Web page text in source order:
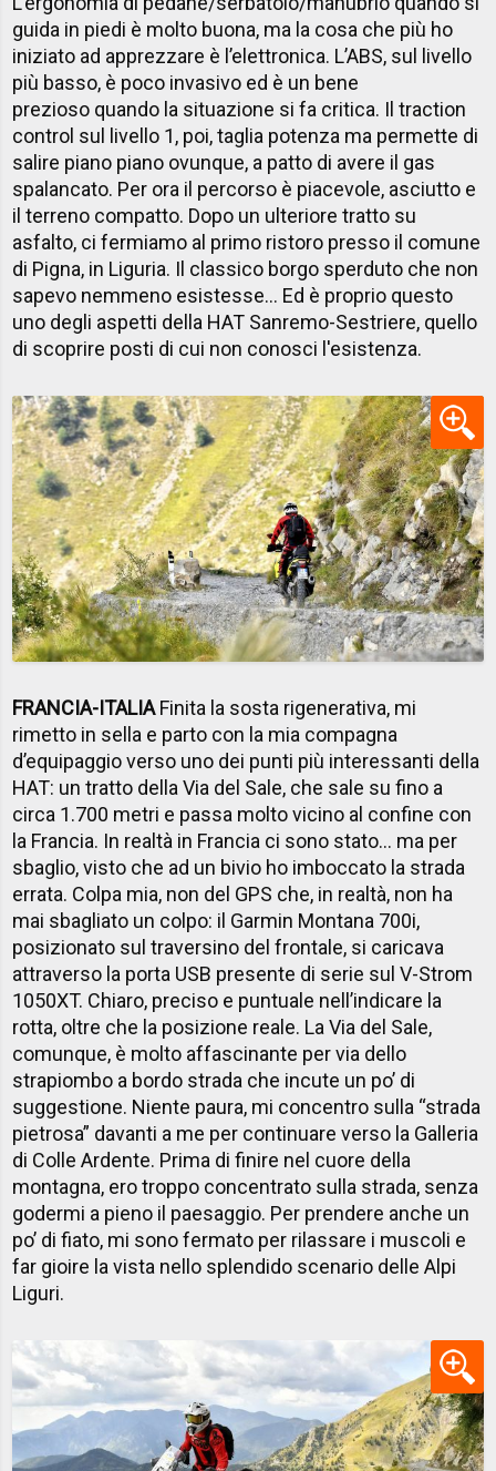
guida in piedi è molto buona, ma la cosa che più ho
iniziato ad apprezzare è l’elettronica. L’ABS, sul livello
più basso, è poco invasivo ed è un bene
prezioso quando la situazione si fa critica. Il traction
control sul livello 1, poi, taglia potenza ma permette di
salire piano piano ovunque, a patto di avere il gas
spalancato. Per ora il percorso è piacevole, asciutto e
il terreno compatto. Dopo un ulteriore tratto su
asfalto, ci fermiamo al primo ristoro presso il comune
di Pigna, in Liguria. Il classico borgo sperduto che non
sapevo nemmeno esistesse... Ed è proprio questo
uno degli aspetti della HAT Sanremo-Sestriere, quello
di scoprire posti di cui non conosci l'esistenza.
FRANCIA-ITALIAFinita la sosta rigenerativa, mi
rimetto in sella e parto con la mia compagna
d’equipaggio verso uno dei punti più interessanti della
HAT: un tratto della Via del Sale, che sale su fino a
circa 1.700 metri e passa molto vicino al confine con
la Francia. In realtà in Francia ci sono stato… ma per
sbaglio, visto che ad un bivio ho imboccato la strada
errata. Colpa mia, non del GPS che, in realtà, non ha
mai sbagliato un colpo: il Garmin Montana 700i,
posizionato sul traversino del frontale, si caricava
attraverso la porta USB presente di serie sul V-Strom
1050XT. Chiaro, preciso e puntuale nell’indicare la
rotta, oltre che la posizione reale. La Via del Sale,
comunque, è molto affascinante per via dello
strapiombo a bordo strada che incute un po’ di
suggestione. Niente paura, mi concentro sulla “strada
pietrosa” davanti a me per continuare verso la Galleria
di Colle Ardente. Prima di finire nel cuore della
montagna, ero troppo concentrato sulla strada, senza
godermi a pieno il paesaggio. Per prendere anche un
po’ di fiato, mi sono fermato per rilassare i muscoli e
far gioire la vista nello splendido scenario delle Alpi
Liguri.